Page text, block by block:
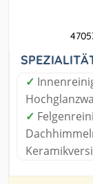
✓
✓